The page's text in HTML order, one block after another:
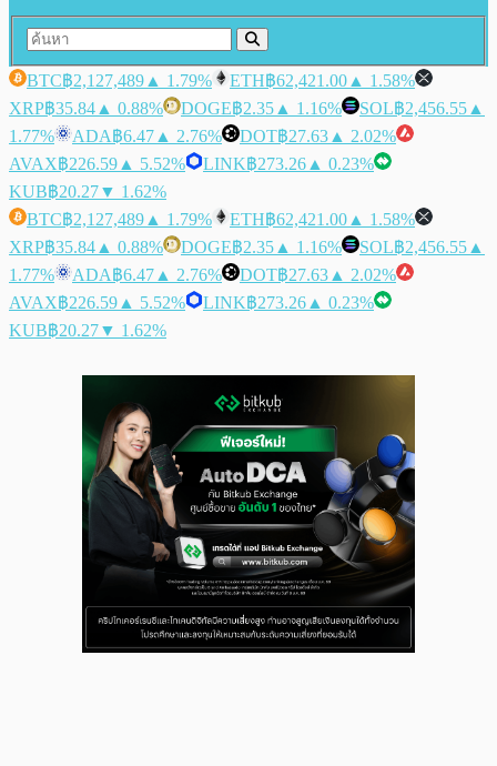
BTC฿2,127,489 ▲ 1.79% ETH฿62,421.00 ▲ 1.58%
XRP฿35.84 ▲ 0.88% DOGE฿2.35 ▲ 1.16% SOL฿2,456.55 ▲
1.77%
ADA฿6.47 ▲ 2.76% DOT฿27.63 ▲ 2.02%
AVAX฿226.59 ▲ 5.52% LINK฿273.26 ▲ 0.23%
KUB฿20.27▼ 1.62%
BTC฿2,127,489 ▲ 1.79% ETH฿62,421.00 ▲ 1.58%
XRP฿35.84 ▲ 0.88% DOGE฿2.35 ▲ 1.16% SOL฿2,456.55 ▲
1.77%
ADA฿6.47 ▲ 2.76% DOT฿27.63 ▲ 2.02%
AVAX฿226.59 ▲ 5.52% LINK฿273.26 ▲ 0.23%
KUB฿20.27▼ 1.62%